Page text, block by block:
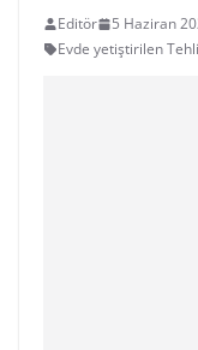
Editör 5 Haziran
Evde yetiştirilen